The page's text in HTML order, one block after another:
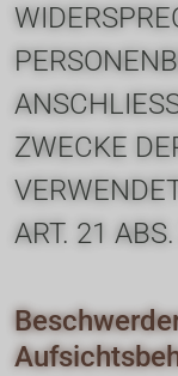
ZWECKE
ART. 21